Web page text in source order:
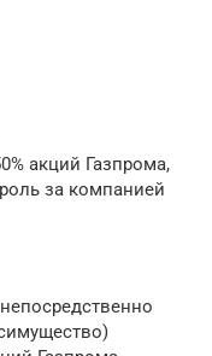
акций Газпрома,
за компанией